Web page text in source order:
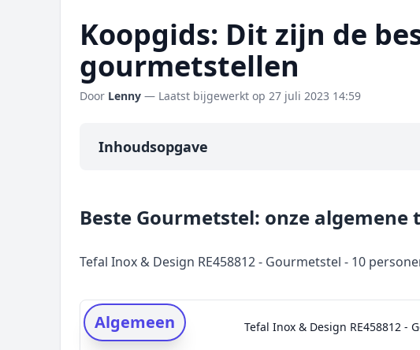
Koopgids: Dit zijn de
gourmetstellen
Door Lenny — Laatst bijgewerkt op 27 juli 2023 14:59
Inhoudsopgave
Onze algemene topper
Populaire merken
Rating topper
Onderzoeksmethode
Beste Gourmetstel: onze algemene
Tefal Inox & Design RE458812 - Gourmetstel - 10
Algemeen Tefal Inox & Design RE458812 -